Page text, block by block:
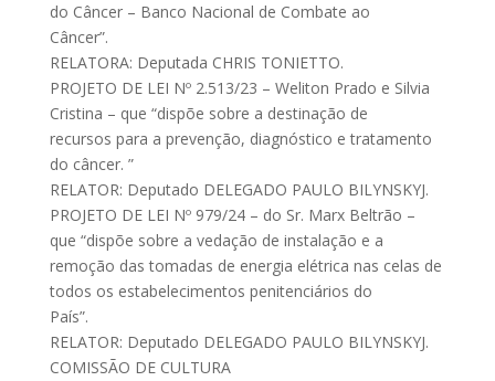
do Câncer – Banco Nacional de Combate ao
Câncer”.
RELATORA: Deputada CHRIS TONIETTO.
PROJETO DE LEI Nº 2.513/23 – Weliton Prado e Silvia
Cristina – que “dispõe sobre a destinação de
recursos para a prevenção, diagnóstico e tratamento
do câncer. ”
RELATOR: Deputado DELEGADO PAULO BILYNSKYJ.
PROJETO DE LEI Nº 979/24 – do Sr. Marx Beltrão –
que “dispõe sobre a vedação de instalação e a
remoção das tomadas de energia elétrica nas celas de
todos os estabelecimentos penitenciários do
País”.
RELATOR: Deputado DELEGADO PAULO BILYNSKYJ.
COMISSÃO DE CULTURA